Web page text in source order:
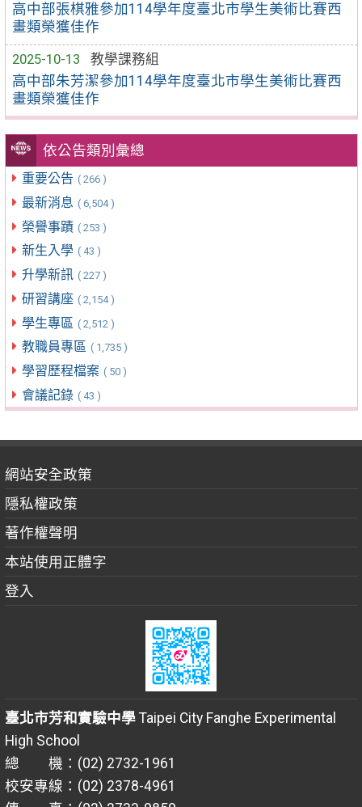
高中部張棋雅參加114學年度臺北市學生美術比賽西
畫類榮獲佳作
2025-10-13
教學課務組
高中部朱芳潔參加114學年度臺北市學生美術比賽西
畫類榮獲佳作
依公告類別彙總
重要公告 ( 266 )
最新消息 ( 6,504 )
榮譽事蹟 ( 253 )
新生入學 ( 43 )
升學新訊 ( 227 )
研習講座 ( 2,154 )
學生專區 ( 2,512 )
教職員專區 ( 1,735 )
學習歷程檔案 ( 50 )
會議記錄 ( 43 )
網站安全政策
隱私權政策
著作權聲明
本站使用正體字
登入
臺北市芳和實驗中學Taipei City Fanghe Experimental
High School
總 機：(02) 2732-1961
校安專線：(02) 2378-4961